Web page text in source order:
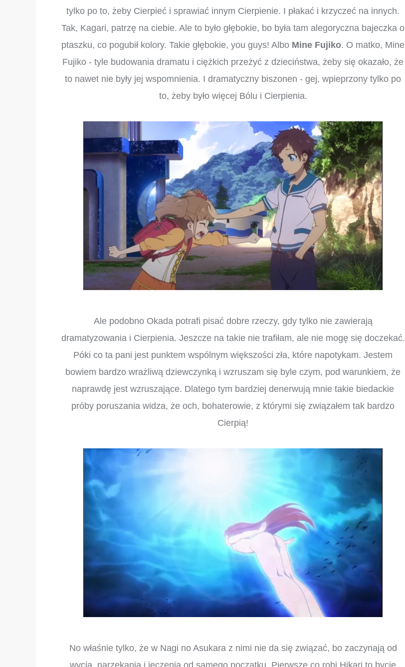
tylko po to, żeby Cierpieć i sprawiać innym Cierpienie. I płakać i krzyczeć na innych.
Tak, Kagari, patrzę na ciebie. Ale to było głębokie, bo była tam alegoryczna bajeczka o
ptaszku, co pogubił kolory. Takie głębokie, you guys! Albo Mine Fujiko. O matko, Mine
Fujiko - tyle budowania dramatu i ciężkich przeżyć z dzieciństwa, żeby się okazało, że
to nawet nie były jej wspomnienia. I dramatyczny biszonen - gej, wpieprzony tylko po
to, żeby było więcej Bólu i Cierpienia.
Ale podobno Okada potrafi pisać dobre rzeczy, gdy tylko nie zawierają
dramatyzowania i Cierpienia. Jeszcze na takie nie trafiłam, ale nie mogę się doczekać.
Póki co ta pani jest punktem wspólnym większości zła, które napotykam. Jestem
bowiem bardzo wrażliwą dziewczynką i wzruszam się byle czym, pod warunkiem, że
naprawdę jest wzruszające. Dlatego tym bardziej denerwują mnie takie biedackie
próby poruszania widza, że och, bohaterowie, z którymi się związałem tak bardzo
Cierpią!
No właśnie tylko, że w Nagi no Asukara z nimi nie da się związać, bo zaczynają od